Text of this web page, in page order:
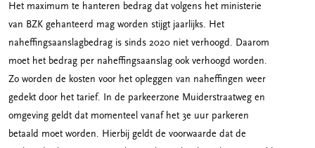
Het maximum te hanteren bedrag dat volgens het ministerie
van BZK gehanteerd mag worden stijgt jaarlijks. Het
naheffingsaanslagbedrag is sinds 2020 niet verhoogd. Daarom
moet het bedrag per naheffingsaanslag ook verhoogd worden.
Zo worden de kosten voor het opleggen van naheffingen weer
gedekt door het tarief. In de parkeerzone Muiderstraatweg en
omgeving geldt dat momenteel vanaf het 3e uur parkeren
betaald moet worden. Hierbij geldt de voorwaarde dat de